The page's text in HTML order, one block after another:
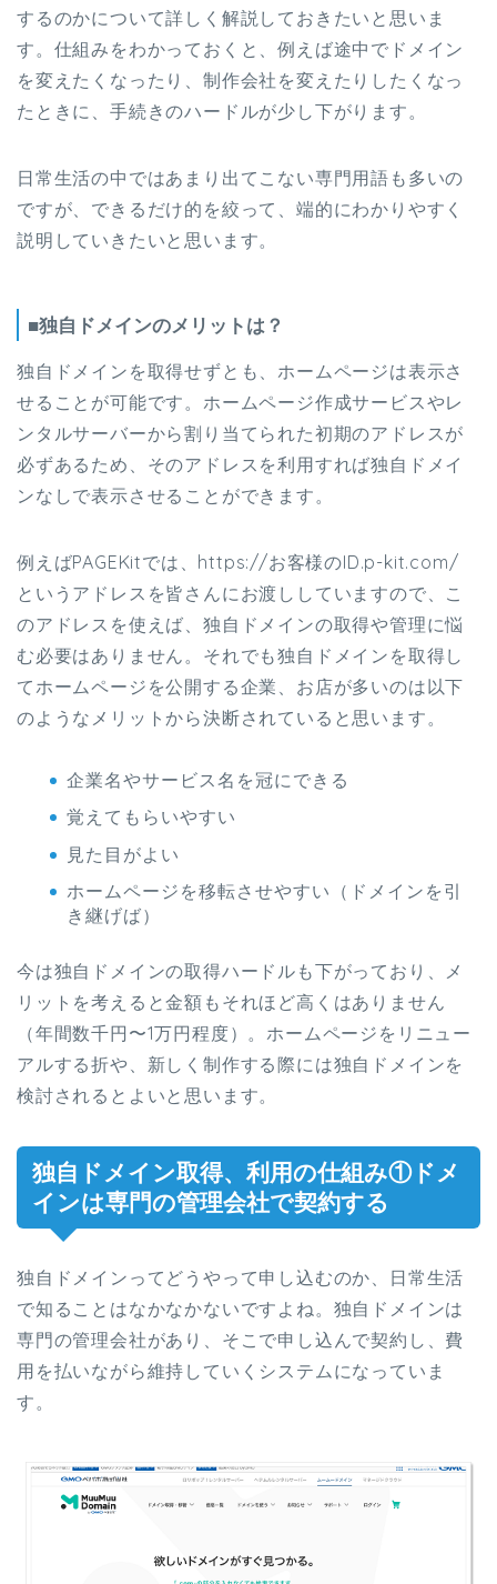
するのかについて詳しく解説しておきたいと思いま
す。仕組みをわかっておくと、例えば途中でドメイン
を変えたくなったり、制作会社を変えたりしたくなっ
たときに、手続きのハードルが少し下がります。
日常生活の中ではあまり出てこない専門用語も多いの
ですが、できるだけ的を絞って、端的にわかりやすく
説明していきたいと思います。
■独自ドメインのメリットは？
独自ドメインを取得せずとも、ホームページは表示さ
せることが可能です。ホームページ作成サービスやレ
ンタルサーバーから割り当てられた初期のアドレスが
必ずあるため、そのアドレスを利用すれば独自ドメイ
ンなしで表示させることができます。
例えばPAGEKitでは、https://お客様のID.p-kit.com/
というアドレスを皆さんにお渡ししていますので、こ
のアドレスを使えば、独自ドメインの取得や管理に悩
む必要はありません。それでも独自ドメインを取得し
てホームページを公開する企業、お店が多いのは以下
のようなメリットから決断されていると思います。
企業名やサービス名を冠にできる
覚えてもらいやすい
見た目がよい
ホームページを移転させやすい（ドメインを引
き継げば）
今は独自ドメインの取得ハードルも下がっており、メ
リットを考えると金額もそれほど高くはありません
（年間数千円〜1万円程度）。ホームページをリニュー
アルする折や、新しく制作する際には独自ドメインを
検討されるとよいと思います。
独自ドメイン取得、利用の仕組み①ドメ
インは専門の管理会社で契約する
独自ドメインってどうやって申し込むのか、日常生活
で知ることはなかなかないですよね。独自ドメインは
専門の管理会社があり、そこで申し込んで契約し、費
用を払いながら維持していくシステムになっていま
す。